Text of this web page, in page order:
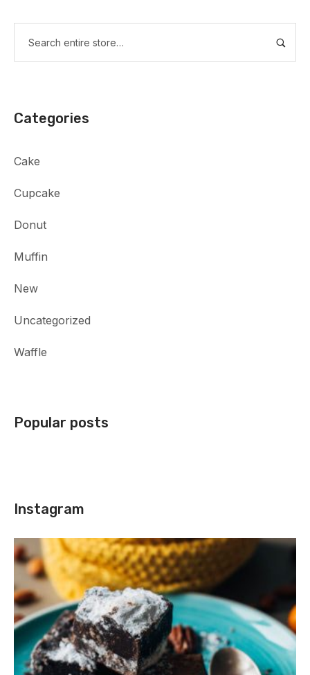
Categories
Cake
Cupcake
Donut
Muffin
New
Uncategorized
Waffle
Popular posts
Instagram